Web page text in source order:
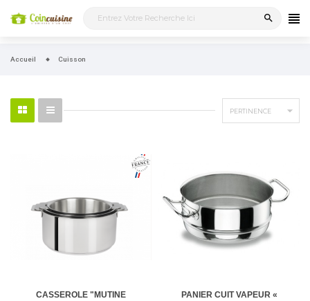
search
Accueil Cuisson
PERTINENCE 
CASSEROLE "MUTINE
PANIER CUIT VAPEUR «